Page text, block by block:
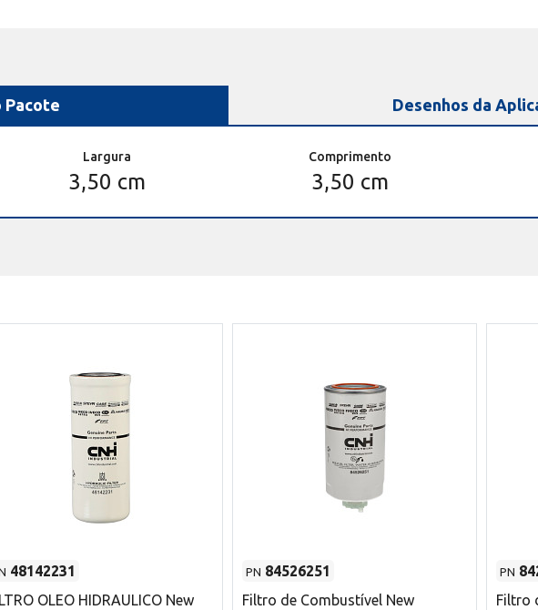
Pacote Desenhos da
Largura
3,50 cm
Comprimento
3,50 cm
48142231
OLEO HIDRAULICO New
PN 84526251
Filtro de Combustível New
PN
Filtro